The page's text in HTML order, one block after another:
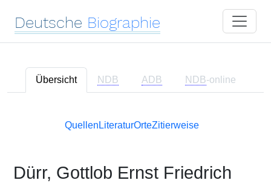
Deutsche Biographie
Übersicht NDB ADB NDB-online
Quellen LiteraturOrteZitierweise
Dürr, Gottlob Ernst Friedrich